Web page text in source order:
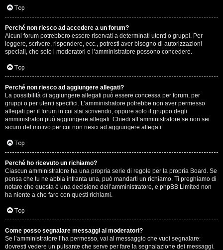
Top
Perché non riesco ad accedere a un forum?
Alcuni forum potrebbero essere riservati a determinati utenti o gruppi. Per
leggere, scrivere, rispondere, ecc., potresti aver bisogno di autorizzazioni
speciali, che solo i moderatori e l’amministratore possono concedere.
Top
Perché non riesco ad aggiungere allegati?
La possibilità di aggiungere allegati può essere concessa per forum, per
gruppi o per utenti specifici. L’amministratore potrebbe non aver permesso
allegati per il forum in cui stai scrivendo, oppure solo il gruppo degli
amministratori può aggiungere allegati. Chiedi all’amministratore se non sei
sicuro del motivo per cui non riesci ad aggiungere allegati.
Top
Perché ho ricevuto un richiamo?
Ciascun amministratore ha una propria serie di regole per la propria Board. Se
pensa che tu ne abbia infranta una, può mandarti un richiamo. Ti preghiamo di
notare che questa è una decisione dell’amministratore, e phpBB Limited non
ha niente a che fare con questi richiami.
Top
Come posso segnalare messaggi ai moderatori?
Se l’amministratore l’ha permesso, vai al messaggio che vuoi segnalare:
dovresti vedere un pulsante che serve per fare la segnalazione dei messaggi.
o
.
.
.
R
e
s
o
c
o
n
t
i
S